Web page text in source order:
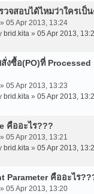
วจสอบได้ไหมว่าใครเป็
» 05 Apr 2013, 13:24
brid.kita » 05 Apr 2013,
สั่งซื้อ(PO)ที่
» 05 Apr 2013, 13:23
brid.kita » 05 Apr 2013,
คืออะไร???
» 05 Apr 2013, 13:21
brid.kita » 05 Apr 2013,
Parameter คืออะไร
» 05 Apr 2013, 13:20